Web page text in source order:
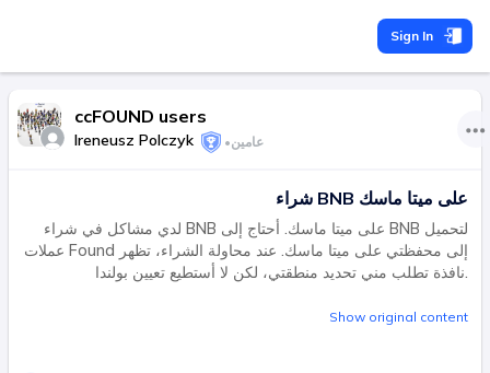
Sign In
ccFOUND users
Ireneusz Polczyk •عامين
شراء BNB على ميتا ماسك
لدي مشاكل في شراء BNB على ميتا ماسك. أحتاج إلى BNB لتحميل
عملات Found إلى محفظتي على ميتا ماسك. عند محاولة الشراء، تظهر
نافذة تطلب مني تحديد منطقتي، لكن لا أستطيع تعيين بولندا.
Show original content